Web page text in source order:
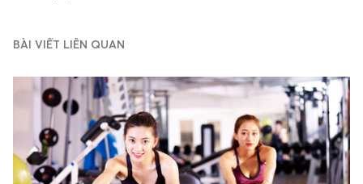
BÀI VIẾT LIÊN QUAN